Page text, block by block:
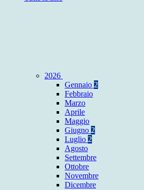
2026
Gennaio 2
Febbraio
Marzo
Aprile
Maggio
Giugno 2
Luglio 2
Agosto
Settembre
Ottobre
Novembre
Dicembre